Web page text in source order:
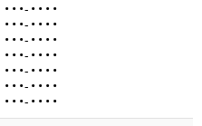
• • •- • • • •
• • •- • • • •
• • •- • • • •
• • •- • • • •
• • •- • • • •
• • •- • • • •
• • •- • • • •